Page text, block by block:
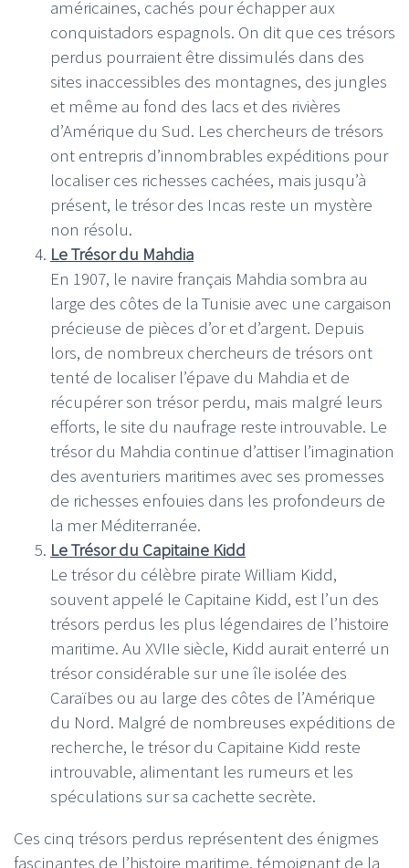
américaines, cachés pour échapper aux
conquistadors espagnols. On dit que ces trésors
perdus pourraient être dissimulés dans des
sites inaccessibles des montagnes, des jungles
et même au fond des lacs et des rivières
d’Amérique du Sud. Les chercheurs de trésors
ont entrepris d’innombrables expéditions pour
localiser ces richesses cachées, mais jusqu’à
présent, le trésor des Incas reste un mystère
non résolu.
Le Trésor du Mahdia
En 1907, le navire français Mahdia sombra au
large des côtes de la Tunisie avec une cargaison
précieuse de pièces d’or et d’argent. Depuis
lors, de nombreux chercheurs de trésors ont
tenté de localiser l’épave du Mahdia et de
récupérer son trésor perdu, mais malgré leurs
efforts, le site du naufrage reste introuvable. Le
trésor du Mahdia continue d’attiser l’imagination
des aventuriers maritimes avec ses promesses
de richesses enfouies dans les profondeurs de
la mer Méditerranée.
Le Trésor du Capitaine Kidd
Le trésor du célèbre pirate William Kidd,
souvent appelé le Capitaine Kidd, est l’un des
trésors perdus les plus légendaires de l’histoire
maritime. Au XVIIe siècle, Kidd aurait enterré un
trésor considérable sur une île isolée des
Caraïbes ou au large des côtes de l’Amérique
du Nord. Malgré de nombreuses expéditions de
recherche, le trésor du Capitaine Kidd reste
introuvable, alimentant les rumeurs et les
spéculations sur sa cachette secrète.
Ces cinq trésors perdus représentent des énigmes
fascinantes de l’histoire maritime, témoignant de la